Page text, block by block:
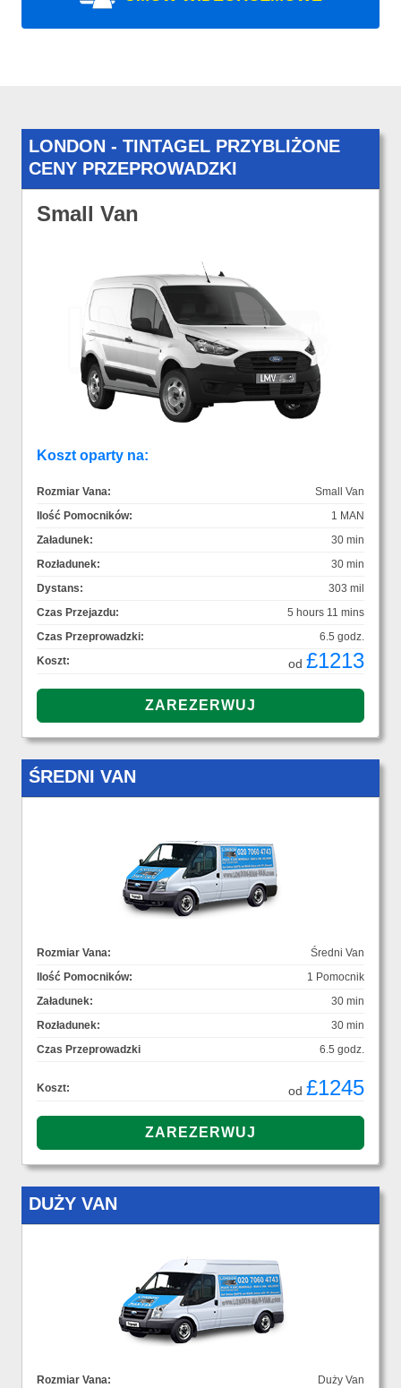
LONDON - TINTAGEL PRZYBLIŻONE
CENY PRZEPROWADZKI
Small Van
Koszt oparty na:
Rozmiar Vana:
Small Van
Ilość Pomocników:
1 MAN
Załadunek:
30 min
Rozładunek:
30 min
Dystans:
303 mil
Czas Przejazdu:
5 hours 11 mins
Czas Przeprowadzki:
6.5 godz.
Koszt:
od £1213
ŚREDNI VAN
Rozmiar Vana:
Średni Van
Ilość Pomocników:
1 Pomocnik
Załadunek:
30 min
Rozładunek:
30 min
Czas Przeprowadzki
6.5 godz.
Koszt: od £1245
DUŻY VAN
Rozmiar Vana:
Duży Van